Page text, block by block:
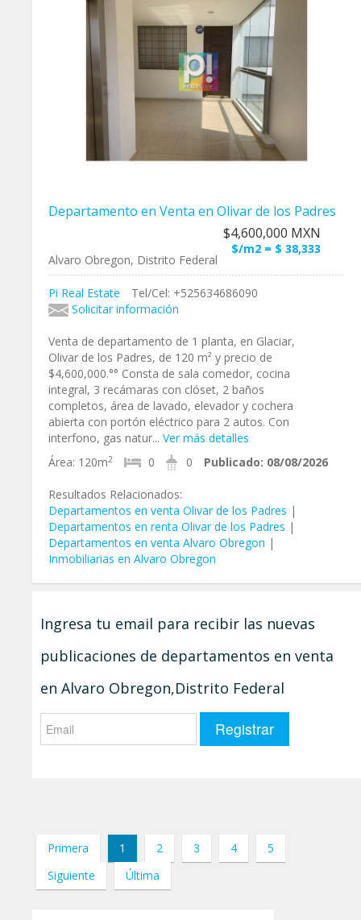
Departamento en Venta en Olivar de los Padres
$4,600,000 MXN
$/m2 = $ 38,333
Alvaro Obregon, Distrito Federal
Pi Real Estate
Tel/Cel: +525634686090
Solicitar información
Venta de departamento de 1 planta, en Glaciar,
Olivar de los Padres, de 120 m² y precio de
$4,600,000.°° Consta de sala comedor, cocina
integral, 3 recámaras con clóset, 2 baños
completos, área de lavado, elevador y cochera
abierta con portón eléctrico para 2 autos. Con
interfono, gas natur... Ver más detalles
Área: 120m2 0 0 Publicado: 08/08/2026
Resultados Relacionados:
Departamentos en venta Olivar de los Padres |
Departamentos en renta Olivar de los Padres |
Departamentos en venta Alvaro Obregon |
Inmobiliarias en Alvaro Obregon
Ingresa tu email para recibir las nuevas
publicaciones de departamentos en venta
en Alvaro Obregon,Distrito Federal
Primera 1 2 3 4
5
Siguiente
Última